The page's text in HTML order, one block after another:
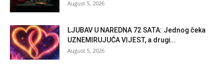
August 5, 2026
LJUBAV U NAREDNA 72 SATA: Jednog čeka
UZNEMIRUJUĆA VIJEST, a drugi...
August 5, 2026